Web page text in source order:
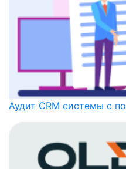
Аудит CRM системы с